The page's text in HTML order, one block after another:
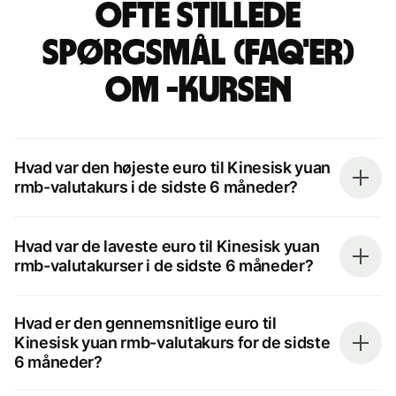
Ofte stillede
spørgsmål (FAQ'er)
om -kursen
Hvad var den højeste euro til Kinesisk yuan
rmb-valutakurs i de sidste 6 måneder?
Hvad var de laveste euro til Kinesisk yuan
rmb-valutakurser i de sidste 6 måneder?
Hvad er den gennemsnitlige euro til
Kinesisk yuan rmb-valutakurs for de sidste
6 måneder?